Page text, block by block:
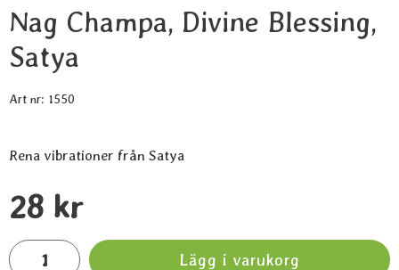
Nag Champa, Divine Blessing,
Satya
Art nr: 1550
Rena vibrationer från Satya
pris
28 kr
antal
Lägg i varukorg